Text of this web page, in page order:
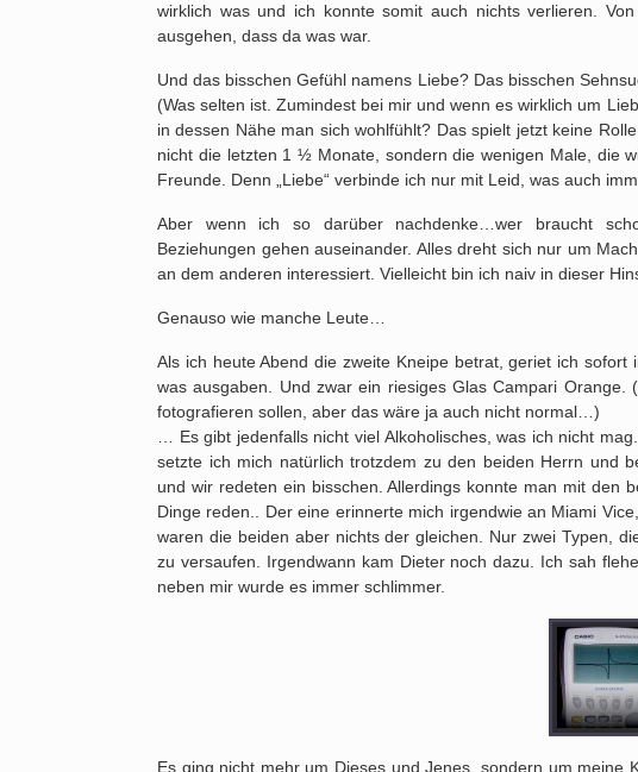
wirklich was und ich konnte somit auch nichts verlieren.
ausgehen, dass da was war.
Und das bisschen Gefühl namens Liebe? Das bisschen
(Was selten ist. Zumindest bei mir und wenn es wirklich um
in dessen Nähe man sich wohlfühlt? Das spielt jetzt keine
nicht die letzten 1 ½ Monate, sondern die wenigen Male, die
Freunde. Denn „Liebe“ verbinde ich nur mit Leid, was auch
Aber wenn ich so darüber nachdenke…wer braucht
Beziehungen gehen auseinander. Alles dreht sich nur um
an dem anderen interessiert. Vielleicht bin ich naiv in dieser
Genauso wie manche Leute…
Als ich heute Abend die zweite Kneipe betrat, geriet ich
was ausgaben. Und zwar ein riesiges Glas Campari
fotografieren sollen, aber das wäre ja auch nicht normal…)
… Es gibt jedenfalls nicht viel Alkoholisches, was ich nicht
setzte ich mich natürlich trotzdem zu den beiden Herrn und
und wir redeten ein bisschen. Allerdings konnte man mit den
Dinge reden.. Der eine erinnerte mich irgendwie an Miami
waren die beiden aber nichts der gleichen. Nur zwei Typen,
zu versaufen. Irgendwann kam Dieter noch dazu. Ich sah
neben mir wurde es immer schlimmer.
Es ging nicht mehr um Dieses und Jenes, sondern um